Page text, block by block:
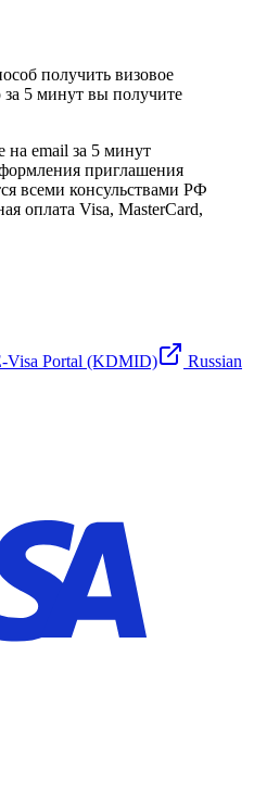
получить визовое
5 минут вы получите
email за 5 минут
приглашения
всеми консульствами РФ
оплата Visa, MasterCard,
Visa Portal (KDMID)
Russian